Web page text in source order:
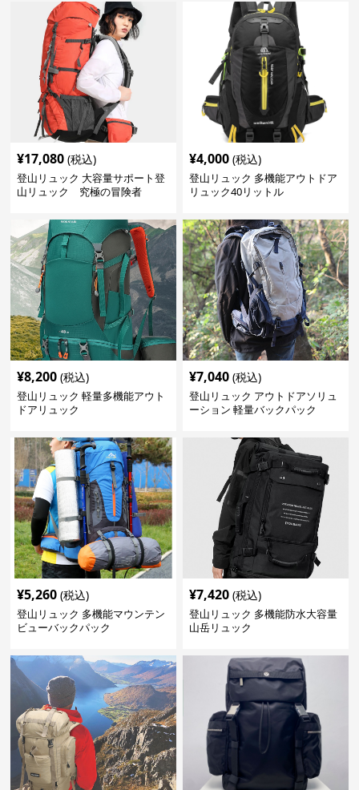
¥17,080 (税込)
登山リュック 大容量サポート登
山リュック 究極の冒険者
¥4,000 (税込)
登山リュック 多機能アウトドア
リュック40リットル
¥8,200 (税込)
登山リュック 軽量多機能アウト
ドアリュック
¥7,040 (税込)
登山リュック アウトドアソリュ
ーション 軽量バックパック
¥5,260 (税込)
登山リュック 多機能マウンテン
ビューバックパック
¥7,420 (税込)
登山リュック 多機能防水大容量
山岳リュック